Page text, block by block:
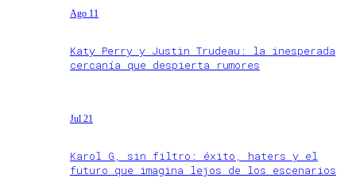
Ago 11
Katy Perry y Justin Trudeau: la inesperada
cercanía que despierta rumores
Jul 21
Karol G, sin filtro: éxito, haters y el
futuro que imagina lejos de los escenarios